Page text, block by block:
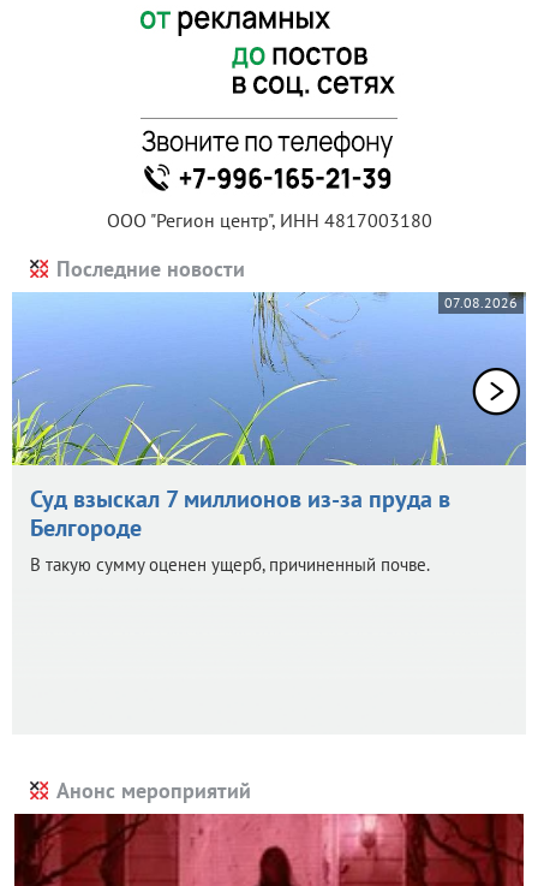
ООО "Регион центр", ИНН 4817003180
Последние новости
07.08.2026
Суд взыскал 7 миллионов из-за пруда в
Белгороде
В такую сумму оценен ущерб, причиненный почве.
Анонс мероприятий